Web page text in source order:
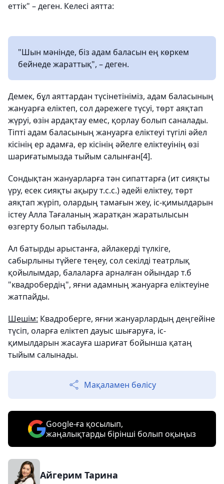
еттік" – деген. Келесі аятта:
"Шын мәнінде, біз адам баласын ең көркем
бейнеде жараттық", – деген.
Демек, бұл аяттардан түсінетініміз, адам баласының
жануарға еліктеп, сол дәрежеге түсуі, төрт аяқтап
жүруі, өзін ардақтау емес, қорлау болып саналады.
Тіпті адам баласының жануарға еліктеуі түгілі әйел
кісінің ер адамға, ер кісінің әйелге еліктеуінің өзі
шариғатымызда тыйым салынған[4].
Сондықтан жануарларға тән сипаттарға (ит сияқты
үру, есек сияқты ақыру т.с.с.) әдейі еліктеу, төрт
аяқтап жүріп, олардың тамағын жеу, іс-қимылдарын
істеу Алла Тағаланың жаратқан жаратылысын
өзгерту болып табылады.
Ал батырды арыстанға, айлакерді түлкіге,
сабырлыны түйеге теңеу, сол секілді театрлық
қойылымдар, балаларға арналған ойындар т.б
"квадробердің", яғни адамның жануарға еліктеуіне
жатпайды.
Шешім: Квадроберге, яғни жануарлардың деңгейіне
түсіп, оларға еліктеп дауыс шығаруға, іс-
қимылдарын жасауға шариғат бойынша қатаң
тыйым салынады.
Мақаламен бөлісу
Google-ға қосылып,
жаңалықтарды бірінші болып оқыңыз
Айгерим Тарина